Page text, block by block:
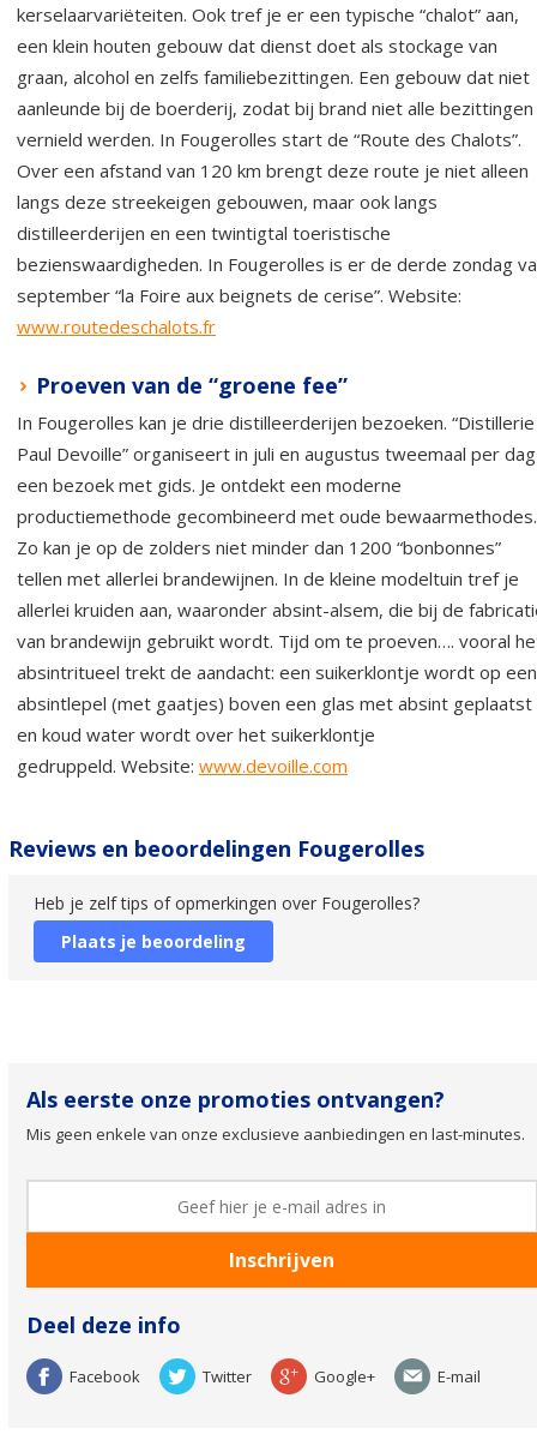
kerselaarvariëteiten. Ook tref je er een typische “chalot” aan,
een klein houten gebouw dat dienst doet als stockage van
graan, alcohol en zelfs familiebezittingen. Een gebouw dat niet
aanleunde bij de boerderij, zodat bij brand niet alle bezittingen
vernield werden. In Fougerolles start de “Route des Chalots”.
Over een afstand van 120 km brengt deze route je niet alleen
langs deze streekeigen gebouwen, maar ook langs
distilleerderijen en een twintigtal toeristische
bezienswaardigheden. In Fougerolles is er de derde zondag
september “la Foire aux beignets de cerise”. Website:
www.routedeschalots.fr
Proeven van de “groene fee”
In Fougerolles kan je drie distilleerderijen bezoeken. “Distillerie
Paul Devoille” organiseert in juli en augustus tweemaal per dag
een bezoek met gids. Je ontdekt een moderne
productiemethode gecombineerd met oude bewaarmethodes.
Zo kan je op de zolders niet minder dan 1200 “bonbonnes”
tellen met allerlei brandewijnen. In de kleine modeltuin tref je
allerlei kruiden aan, waaronder absint-alsem, die bij de
van brandewijn gebruikt wordt. Tijd om te proeven…. vooral
absintritueel trekt de aandacht: een suikerklontje wordt op een
absintlepel (met gaatjes) boven een glas met absint geplaatst
en koud water wordt over het suikerklontje
gedruppeld. Website: www.devoille.com
Reviews en beoordelingen Fougerolles
Heb je zelf tips of opmerkingen over Fougerolles?
Plaats je beoordeling
Als eerste onze promoties ontvangen?
Mis geen enkele van onze exclusieve aanbiedingen en last-minutes.
Deel deze info
Facebook Twitter Google+ E-mail